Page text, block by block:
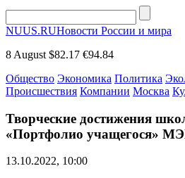
NUUS.RUНовости России и мира
8 August $82.17 €94.84
Общество Экономика Политика
Происшествия Компании Москва
Творческие достижения
«Портфолио учащегося»
13.10.2022, 10:00